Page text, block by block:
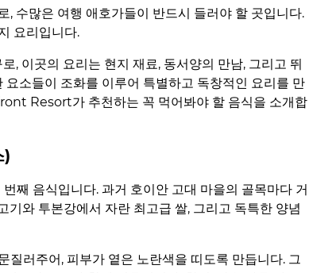
, 수많은 여행 애호가들이 반드시 들러야 할 곳입니다.
요리입니다.
, 이곳의 요리는 현지 재료, 동서양의 만남, 그리고 뛰
소들이 조화를 이루어 특별하고 독창적인 요리를 만
Resort가 추천하는 꼭 먹어봐야 할 음식을 소개합
)
째 음식입니다. 과거 호이안 고대 마을의 골목마다 거
기와 투본강에서 자란 최고급 쌀, 그리고 독특한 양념
질러주어, 피부가 옅은 노란색을 띠도록 만듭니다. 그